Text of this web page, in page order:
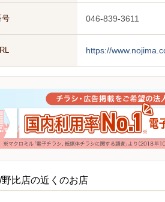
号 046-839-3611
https://
野比店の近くのお店